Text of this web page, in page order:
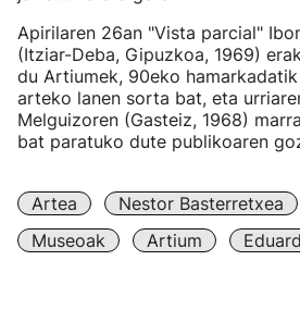
Apirilaren 26an "Vista parcial"
(Itziar-Deba, Gipuzkoa, 1969)
du Artiumek, 90eko
arteko lanen sorta bat, eta
Melguizoren (Gasteiz, 1968)
bat paratuko dute publikoaren
Artea Nestor Basterretxea
Museoak
Artium